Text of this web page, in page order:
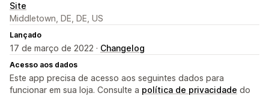
Site
Middletown, DE, DE, US
Lançado
17 de março de 2022 · Changelog
Acesso aos dados
Este app precisa de acesso aos seguintes dados para
funcionar em sua loja. Consulte a política de privacidade do